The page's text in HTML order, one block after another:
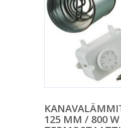
125 MM / 800